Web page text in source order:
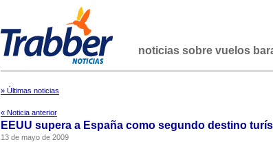
noticias sobre vuelos
» Últimas noticias
« Noticia anterior
EEUU supera a España como segundo destino
13 de mayo de 2009